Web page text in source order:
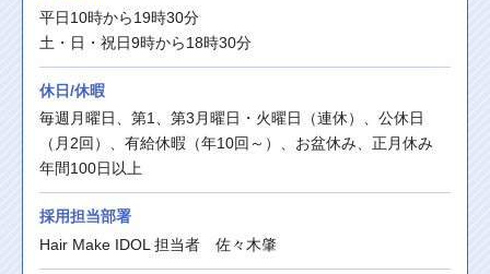
平日10時から19時30分
土・日・祝日9時から18時30分
休日/休暇
毎週月曜日、第1、第3月曜日・火曜日（連休）、公休日
（月2回）、有給休暇（年10回～）、お盆休み、正月休み
年間100日以上
採用担当部署
Hair Make IDOL 担当者　佐々木肇